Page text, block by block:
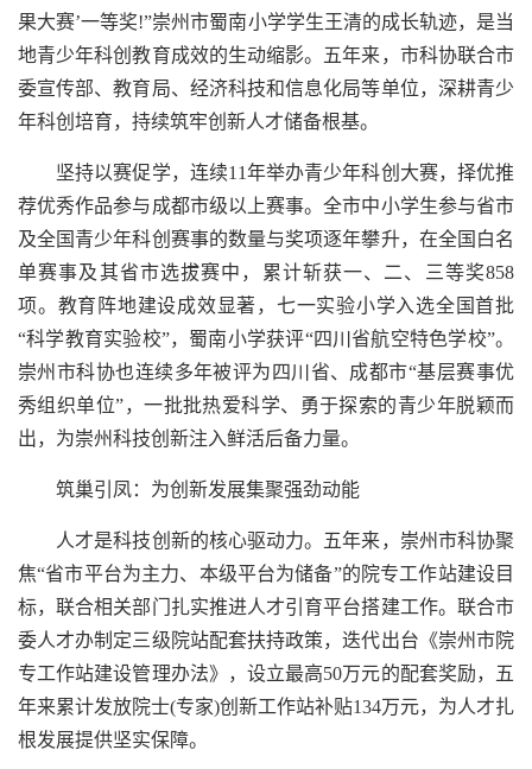
果大赛’一等奖!”崇州市蜀南小学学生王清的成长轨迹，是当
地青少年科创教育成效的生动缩影。五年来，市科协联合市
委宣传部、教育局、经济科技和信息化局等单位，深耕青少
年科创培育，持续筑牢创新人才储备根基。
坚持以赛促学，连续11年举办青少年科创大赛，择优推
荐优秀作品参与成都市级以上赛事。全市中小学生参与省市
及全国青少年科创赛事的数量与奖项逐年攀升，在全国白名
单赛事及其省市选拔赛中，累计斩获一、二、三等奖858
项。教育阵地建设成效显著，七一实验小学入选全国首批
“科学教育实验校”，蜀南小学获评“四川省航空特色学校”。
崇州市科协也连续多年被评为四川省、成都市“基层赛事优
秀组织单位”，一批批热爱科学、勇于探索的青少年脱颖而
出，为崇州科技创新注入鲜活后备力量。
筑巢引凤：为创新发展集聚强劲动能
人才是科技创新的核心驱动力。五年来，崇州市科协聚
焦“省市平台为主力、本级平台为储备”的院专工作站建设目
标，联合相关部门扎实推进人才引育平台搭建工作。联合市
委人才办制定三级院站配套扶持政策，迭代出台《崇州市院
专工作站建设管理办法》，设立最高50万元的配套奖励，五
年来累计发放院士(专家)创新工作站补贴134万元，为人才扎
根发展提供坚实保障。